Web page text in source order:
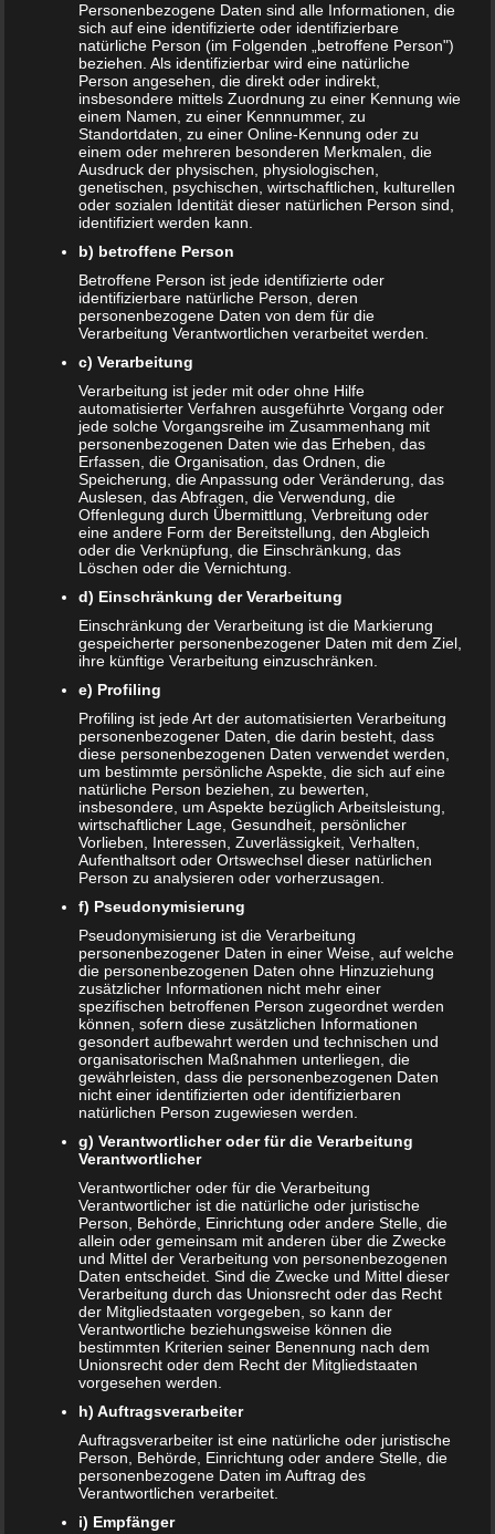
l
e
n
Redakteur:admin1
Auch interessant:
Beitragsnavigation
← Schiffchen aus Papier bauen
Schreibe einen Kommentar
Deine E-Mail-Adresse wird nicht veröffentlicht.
Erforderliche Felder sind mit
Kommentar*
E-Mail-Adresse*
Ich habe dieDatenschutzerklärung zur Kenntnis
genommen.
Datenschutzerklärung|Datenauszug
NEUE ARTIKEL
Das sind die vier Phasen der Eltern-Kind-Beziehung
Bildschirmzeit für Kinder: So viel ist wirklich genug!
Schwangerschaft – ein kurzer Überblick
Schwangerschaft: 1. Trimester
Babyhaut schützen: So gelingt es am besten!
NEUE KOMMENTARE
Frank ZimmermannzuSchwanger von Affäre – was nun?
Kristin Rudolph Vollmachten für Kinder
zuVollmachten für Kinder
zuBRIO Angebote – Holzeisenbahnen besonders
Personenbezogene Daten sind alle Informationen, die
sich auf eine identifizierte oder identifizierbare
natürliche Person (im Folgenden „betroffene Person")
beziehen. Als identifizierbar wird eine natürliche
Person angesehen, die direkt oder indirekt,
insbesondere mittels Zuordnung zu einer Kennung wie
einem Namen, zu einer Kennnummer, zu
Standortdaten, zu einer Online-Kennung oder zu
einem oder mehreren besonderen Merkmalen, die
Ausdruck der physischen, physiologischen,
genetischen, psychischen, wirtschaftlichen, kulturellen
oder sozialen Identität dieser natürlichen Person sind,
identifiziert werden kann.
b) betroffene Person
Betroffene Person ist jede identifizierte oder
identifizierbare natürliche Person, deren
personenbezogene Daten von dem für die
Verarbeitung Verantwortlichen verarbeitet werden.
c) Verarbeitung
Verarbeitung ist jeder mit oder ohne Hilfe
automatisierter Verfahren ausgeführte Vorgang oder
jede solche Vorgangsreihe im Zusammenhang mit
personenbezogenen Daten wie das Erheben, das
Erfassen, die Organisation, das Ordnen, die
Speicherung, die Anpassung oder Veränderung, das
Auslesen, das Abfragen, die Verwendung, die
Offenlegung durch Übermittlung, Verbreitung oder
eine andere Form der Bereitstellung, den Abgleich
oder die Verknüpfung, die Einschränkung, das
Löschen oder die Vernichtung.
d) Einschränkung der Verarbeitung
Einschränkung der Verarbeitung ist die Markierung
gespeicherter personenbezogener Daten mit dem Ziel,
ihre künftige Verarbeitung einzuschränken.
e) Profiling
Profiling ist jede Art der automatisierten Verarbeitung
personenbezogener Daten, die darin besteht, dass
diese personenbezogenen Daten verwendet werden,
um bestimmte persönliche Aspekte, die sich auf eine
natürliche Person beziehen, zu bewerten,
insbesondere, um Aspekte bezüglich Arbeitsleistung,
wirtschaftlicher Lage, Gesundheit, persönlicher
Vorlieben, Interessen, Zuverlässigkeit, Verhalten,
Aufenthaltsort oder Ortswechsel dieser natürlichen
Person zu analysieren oder vorherzusagen.
f) Pseudonymisierung
Pseudonymisierung ist die Verarbeitung
personenbezogener Daten in einer Weise, auf welche
die personenbezogenen Daten ohne Hinzuziehung
zusätzlicher Informationen nicht mehr einer
spezifischen betroffenen Person zugeordnet werden
können, sofern diese zusätzlichen Informationen
gesondert aufbewahrt werden und technischen und
organisatorischen Maßnahmen unterliegen, die
gewährleisten, dass die personenbezogenen Daten
nicht einer identifizierten oder identifizierbaren
natürlichen Person zugewiesen werden.
g) Verantwortlicher oder für die Verarbeitung
Verantwortlicher
Verantwortlicher oder für die Verarbeitung
Verantwortlicher ist die natürliche oder juristische
Person, Behörde, Einrichtung oder andere Stelle, die
allein oder gemeinsam mit anderen über die Zwecke
und Mittel der Verarbeitung von personenbezogenen
Daten entscheidet. Sind die Zwecke und Mittel dieser
Verarbeitung durch das Unionsrecht oder das Recht
der Mitgliedstaaten vorgegeben, so kann der
Verantwortliche beziehungsweise können die
bestimmten Kriterien seiner Benennung nach dem
Unionsrecht oder dem Recht der Mitgliedstaaten
vorgesehen werden.
h) Auftragsverarbeiter
Auftragsverarbeiter ist eine natürliche oder juristische
Person, Behörde, Einrichtung oder andere Stelle, die
personenbezogene Daten im Auftrag des
Verantwortlichen verarbeitet.
i) Empfänger